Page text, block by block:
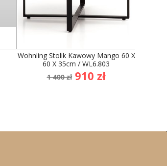
Wohnling Stolik Kawowy Mango 60 X
60 X 35cm / WL6.803
Cena
podstawowa
1 400 zł Cena
910 zł